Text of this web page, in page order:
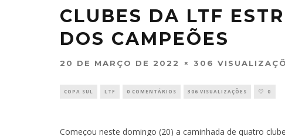
CLUBES DA LTF
DOS CAMPEÕES
20 DE MARÇO DE 2022 306
COPA SUL LTF 0 COMENTÁRIOS 306 VISUALIZAÇÕES 0
Começou neste domingo (20) a caminhada de quatro